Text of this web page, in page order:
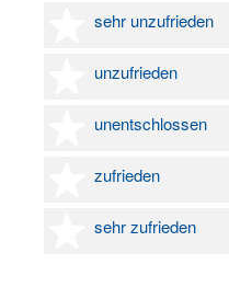
sehr unzufrieden
1 Stern
unzufrieden
2 Sterne
unentschlossen
3 Sterne
zufrieden
4 Sterne
sehr zufrieden
5 Sterne